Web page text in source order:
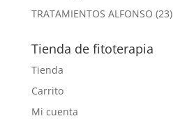
productos
TRATAMIENTOS ALFONSO 2323
Tienda de fitoterapia
Tienda
Carrito
Mi cuenta